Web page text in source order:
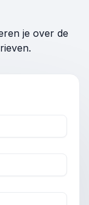
je over de